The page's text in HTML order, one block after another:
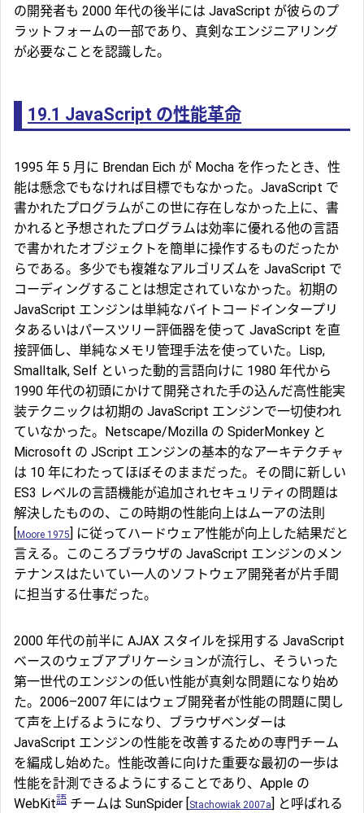
の開発者も 2000 年代の後半には JavaScript が彼らのプ
ラットフォームの一部であり、真剣なエンジニアリング
が必要なことを認識した。
19.1 JavaScript の性能革命
1995 年 5 月に Brendan Eich が Mocha を作ったとき、性
能は懸念でもなければ目標でもなかった。JavaScript で
書かれたプログラムがこの世に存在しなかった上に、書
かれると予想されたプログラムは効率に優れる他の言語
で書かれたオブジェクトを簡単に操作するものだったか
らである。多少でも複雑なアルゴリズムを JavaScript で
コーディングすることは想定されていなかった。初期の
JavaScript エンジンは単純なバイトコードインタープリ
タあるいはパースツリー評価器を使って JavaScript を直
接評価し、単純なメモリ管理手法を使っていた。Lisp,
Smalltalk, Self といった動的言語向けに 1980 年代から
1990 年代の初頭にかけて開発された手の込んだ高性能実
装テクニックは初期の JavaScript エンジンで一切使われ
ていなかった。Netscape/Mozilla の SpiderMonkey と
Microsoft の JScript エンジンの基本的なアーキテクチャ
は 10 年にわたってほぼそのままだった。その間に新しい
ES3 レベルの言語機能が追加されセキュリティの問題は
解決したものの、この時期の性能向上はムーアの法則
Moore 1975
] に従ってハードウェア性能が向上した結果だと
言える。このころブラウザの JavaScript エンジンのメン
テナンスはたいてい一人のソフトウェア開発者が片手間
に担当する仕事だった。
2000 年代の前半に AJAX スタイルを採用する JavaScript
ベースのウェブアプリケーションが流行し、そういった
第一世代のエンジンの低い性能が真剣な問題になり始め
た。2006–2007 年にはウェブ開発者が性能の問題に関し
て声を上げるようになり、ブラウザベンダーは
JavaScript エンジンの性能を改善するための専門チーム
を編成し始めた。性能改善に向けた重要な最初の一歩は
性能を計測できるようにすることであり、Apple の
WebKit語 チームは SunSpider [ Stachowiak 2007a
] と呼ばれる